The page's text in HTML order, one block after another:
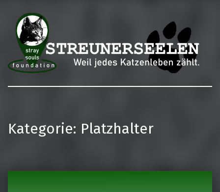
Kategorie: Platzhalter